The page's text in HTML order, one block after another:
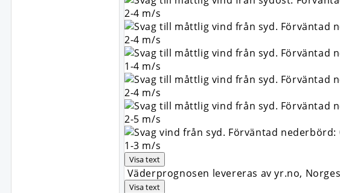
2-4 m/s
2-4 m/s
1-4 m/s
2-4 m/s
2-5 m/s
1-3 m/s
Visa text
Väderprognosen levereras av yr.no,
Visa text